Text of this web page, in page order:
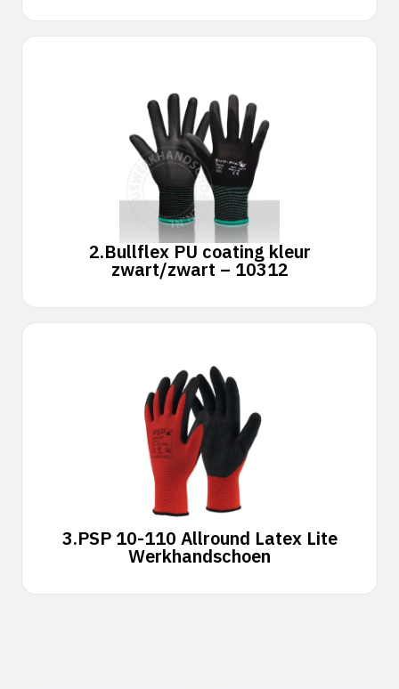
2.Bullflex PU coating kleur
zwart/zwart – 10312
3.PSP 10-110 Allround Latex Lite
Werkhandschoen